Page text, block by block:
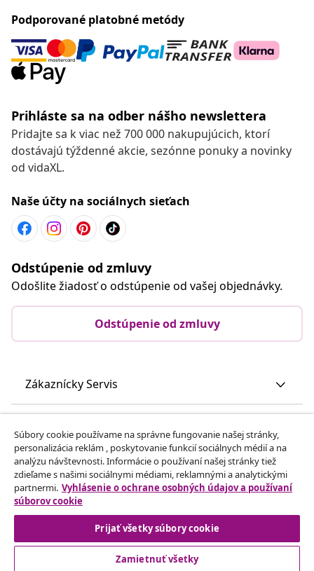
Podporované platobné metódy
Prihláste sa na odber nášho newslettera
Pridajte sa k viac než 700 000 nakupujúcich, ktorí
dostávajú týždenné akcie, sezónne ponuky a novinky
od vidaXL.
Naše účty na sociálnych sieťach
Odstúpenie od zmluvy
Odošlite žiadosť o odstúpenie od vašej objednávky.
Odstúpenie od zmluvy
Zákaznícky Servis
vidaXL
Nájdite viac
Súbory cookie používame na správne fungovanie našej stránky,
personalizácia reklám , poskytovanie funkcií sociálnych médií a na
analýzu návštevnosti. Informácie o používaní našej stránky tiež
zdieľame s našimi sociálnymi médiami, reklamnými a analytickými
partnermi. Vyhlásenie o ochrane osobných údajov a používaní
súborov cookie
Prijať všetky súbory cookie
Zamietnuť všetky